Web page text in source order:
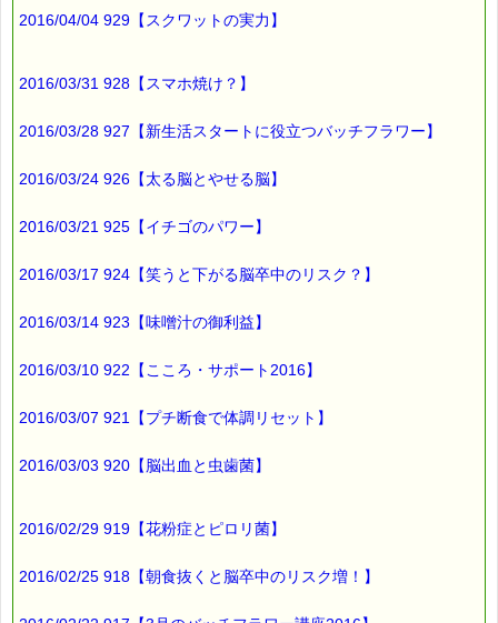
2016/04/04 929【スクワットの実力】
2016/03/31 928【スマホ焼け？】
2016/03/28 927【新生活スタートに役立つバッチフラワー】
2016/03/24 926【太る脳とやせる脳】
2016/03/21 925【イチゴのパワー】
2016/03/17 924【笑うと下がる脳卒中のリスク？】
2016/03/14 923【味噌汁の御利益】
2016/03/10 922【こころ・サポート2016】
2016/03/07 921【プチ断食で体調リセット】
2016/03/03 920【脳出血と虫歯菌】
2016/02/29 919【花粉症とピロリ菌】
2016/02/25 918【朝食抜くと脳卒中のリスク増！】